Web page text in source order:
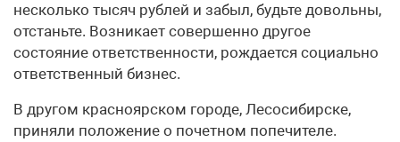
несколько тысяч рублей и забыл, будьте довольны,
отстаньте. Возникает совершенно другое
состояние ответственности, рождается социально
ответственный бизнес.
В другом красноярском городе, Лесосибирске,
приняли положение о почетном попечителе.